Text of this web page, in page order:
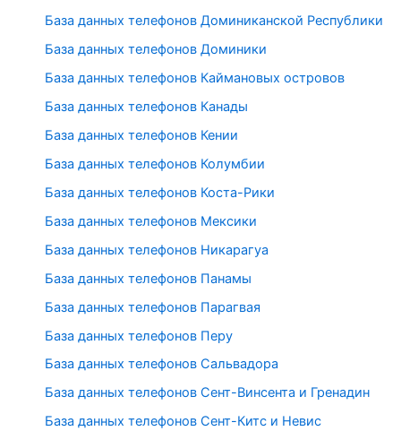
База данных телефонов Доминиканской Республики
База данных телефонов Доминики
База данных телефонов Каймановых островов
База данных телефонов Канады
База данных телефонов Кении
База данных телефонов Колумбии
База данных телефонов Коста-Рики
База данных телефонов Мексики
База данных телефонов Никарагуа
База данных телефонов Панамы
База данных телефонов Парагвая
База данных телефонов Перу
База данных телефонов Сальвадора
База данных телефонов Сент-Винсента и Гренадин
База данных телефонов Сент-Китс и Невис